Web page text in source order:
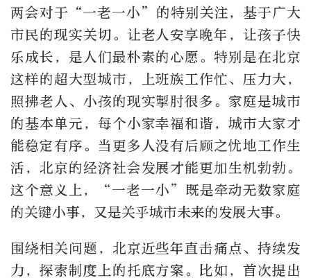
两会对于“一老一小”的特别关注，基于广大
市民的现实关切。让老人安享晚年，让孩子快
乐成长，是人们最朴素的心愿。特别是在北京
这样的超大型城市，上班族工作忙、压力大，
照拂老人、小孩的现实掣肘很多。家庭是城市
的基本单元，每个小家幸福和谐，城市大家才
能稳定有序。当更多人没有后顾之忧地工作生
活，北京的经济社会发展才能更加生机勃勃。
这个意义上，“一老一小”既是牵动无数家庭
的关键小事，又是关乎城市未来的发展大事。
围绕相关问题，北京近些年直击痛点、持续发
力，探索制度上的托底方案。比如，首次提出